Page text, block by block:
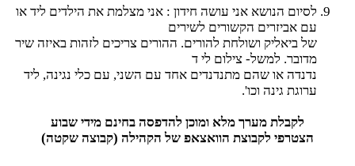
לסיום הנושא אני עושה חידון : אני מצלמת את הילדים ליד או
עם אביזרים הקשורים לשירים
של ביאליק ושולחת להורים. ההורים צריכים לזהות באיזה שיר
מדובר. למשל- צילום לי ד
נדנדה או שהם מתנדנדים אחד עם השני, עם כלי נגינה, ליד
ערוגת גינה וכו'.
לקבלת מערך מלא ומוכן להדפסה בחינם מידי שבוע
הצטרפי לקבוצת הוואצאפ של הקהילה (קבוצה שקטה)